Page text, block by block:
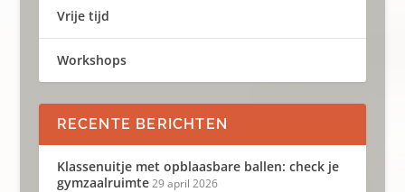
Vrije tijd
Workshops
RECENTE BERICHTEN
Klassenuitje met opblaasbare ballen: check je
gymzaalruimte 29 april 2026